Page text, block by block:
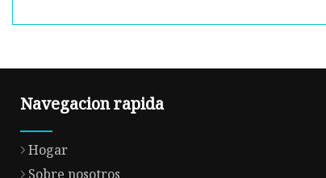
Navegacion rapida
Hogar
Sobre nosotros